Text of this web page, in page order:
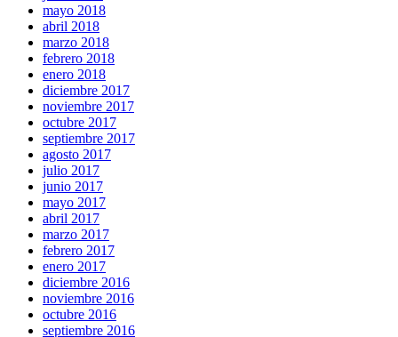
mayo 2018
abril 2018
marzo 2018
febrero 2018
enero 2018
diciembre 2017
noviembre 2017
octubre 2017
septiembre 2017
agosto 2017
julio 2017
junio 2017
mayo 2017
abril 2017
marzo 2017
febrero 2017
enero 2017
diciembre 2016
noviembre 2016
octubre 2016
septiembre 2016